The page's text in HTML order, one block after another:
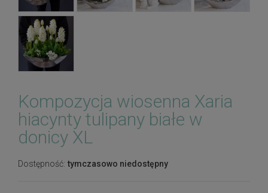
Kompozycja wiosenna Xaria
hiacynty tulipany białe w
donicy XL
Dostępność: tymczasowo niedostępny